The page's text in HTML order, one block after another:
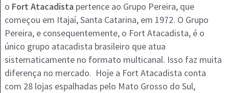
o Fort Atacadista pertence ao Grupo Pereira, que
começou em Itajaí, Santa Catarina, em 1972. O Grupo
Pereira, e consequentemente, o Fort Atacadista, é o
único grupo atacadista brasileiro que atua
sistematicamente no formato multicanal. Isso faz muita
diferença no mercado. Hoje a Fort Atacadista conta
com 28 lojas espalhadas pelo Mato Grosso do Sul,